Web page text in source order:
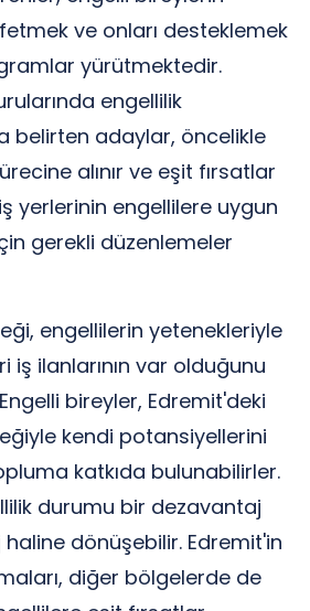
ve onları desteklemek
yürütmektedir.
engellilik
belirten adaylar, öncelikle
alınır ve eşit fırsatlar
yerlerinin engellilere uygun
gerekli düzenlemeler
engellilerin yetenekleriyle
iş ilanlarının var olduğunu
bireyler, Edremit'deki
kendi potansiyellerini
katkıda bulunabilirler.
durumu bir dezavantaj
dönüşebilir. Edremit'in
diğer bölgelerde de